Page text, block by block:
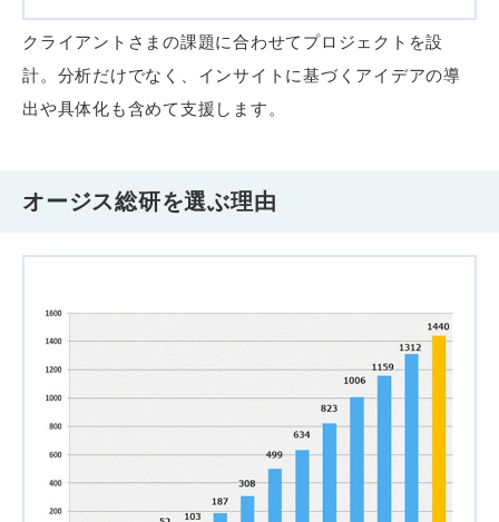
クライアントさまの課題に合わせてプロジェクトを設
計。分析だけでなく、インサイトに基づくアイデアの導
出や具体化も含めて支援します。
オージス総研を選ぶ理由